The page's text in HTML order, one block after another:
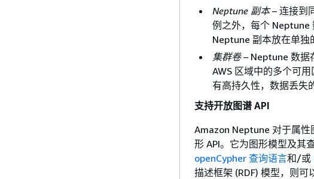
Neptune 副本– 连接到
例之外，每个 Neptune
Neptune 副本放在单独
集群卷– Neptune 数据
AWS 区域中的多个可
有高持久性，数据丢失
支持开放图谱 API
Amazon Neptune 对于属性
形 API。它为图形模型及其
openCypher 查询语言和/或
描述框架 (RDF) 模型，则可